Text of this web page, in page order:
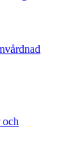
och